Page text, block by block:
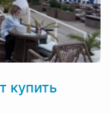
купить